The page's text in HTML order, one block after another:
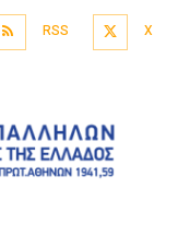
RSS X